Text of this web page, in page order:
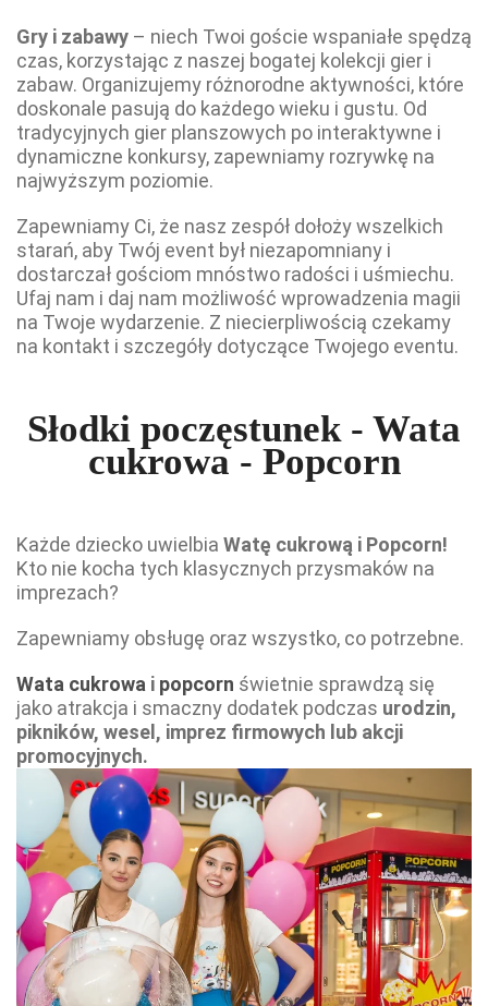
Gry i zabawy – niech Twoi goście wspaniałe spędzą
czas, korzystając z naszej bogatej kolekcji gier i
zabaw. Organizujemy różnorodne aktywności, które
doskonale pasują do każdego wieku i gustu. Od
tradycyjnych gier planszowych po interaktywne i
dynamiczne konkursy, zapewniamy rozrywkę na
najwyższym poziomie.
Zapewniamy Ci, że nasz zespół dołoży wszelkich
starań, aby Twój event był niezapomniany i
dostarczał gościom mnóstwo radości i uśmiechu.
Ufaj nam i daj nam możliwość wprowadzenia magii
na Twoje wydarzenie. Z niecierpliwością czekamy
na kontakt i szczegóły dotyczące Twojego eventu.
Słodki poczęstunek - Wata
cukrowa - Popcorn
Każde dziecko uwielbia Watę cukrową i Popcorn!
Kto nie kocha tych klasycznych przysmaków na
imprezach?
Zapewniamy obsługę oraz wszystko, co potrzebne.
Wata cukrowa i popcorn świetnie sprawdzą się
jako atrakcja i smaczny dodatek podczas urodzin,
pikników, wesel, imprez firmowych lub akcji
promocyjnych.